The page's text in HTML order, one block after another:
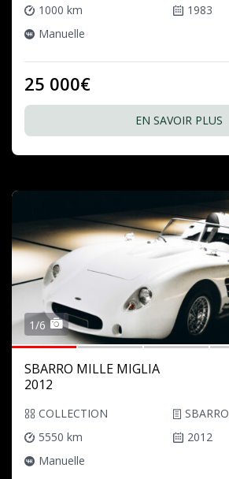
1000 km
1983
Manuelle
25 000€
EN SAVOIR PLUS
1/6
SBARRO MILLE MIGLIA
2012
COLLECTION
SBARRO
5550 km
2012
Manuelle